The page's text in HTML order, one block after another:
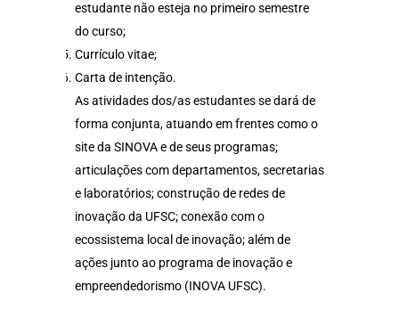
estudante não esteja no primeiro semestre
do curso;
Currículo vitae;
Carta de intenção.
As atividades dos/as estudantes se dará de
forma conjunta, atuando em frentes como o
site da SINOVA e de seus programas;
articulações com departamentos, secretarias
e laboratórios; construção de redes de
inovação da UFSC; conexão com o
ecossistema local de inovação; além de
ações junto ao programa de inovação e
empreendedorismo (INOVA UFSC).